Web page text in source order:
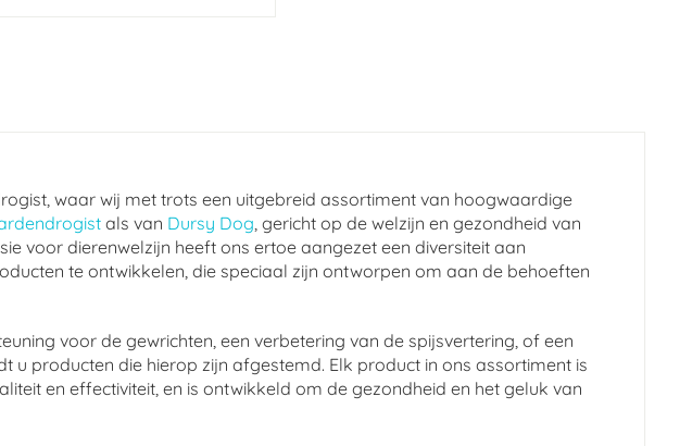
waar wij met trots een uitgebreid assortiment van hoogwaardige
als van Dursy Dog, gericht op de welzijn en gezondheid van
voor dierenwelzijn heeft ons ertoe aangezet een diversiteit aan
te ontwikkelen, die speciaal zijn ontworpen om aan de behoeften
voor de gewrichten, een verbetering van de spijsvertering, of een
u producten die hierop zijn afgestemd. Elk product in ons assortiment is
en effectiviteit, en is ontwikkeld om de gezondheid en het geluk van